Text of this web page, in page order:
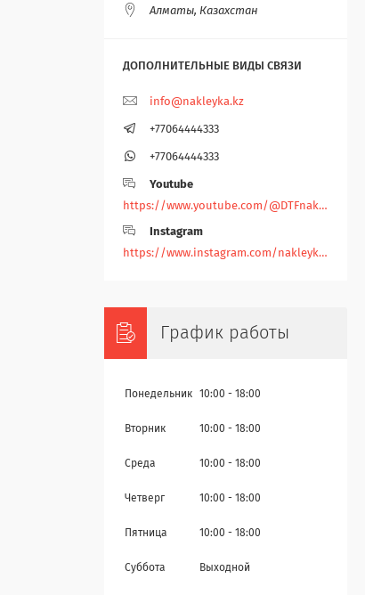
Алматы, Казахстан
info@nakleyka.kz
+77064444333
+77064444333
Youtube
https://www.youtube.com/@DTFnakleyka
Instagram
https://www.instagram.com/nakleyka/
График работы
Понедельник 10:00 18:00
Вторник 10:00 18:00
Среда 10:00 18:00
Четверг 10:00 18:00
Пятница 10:00 18:00
Суббота Выходной